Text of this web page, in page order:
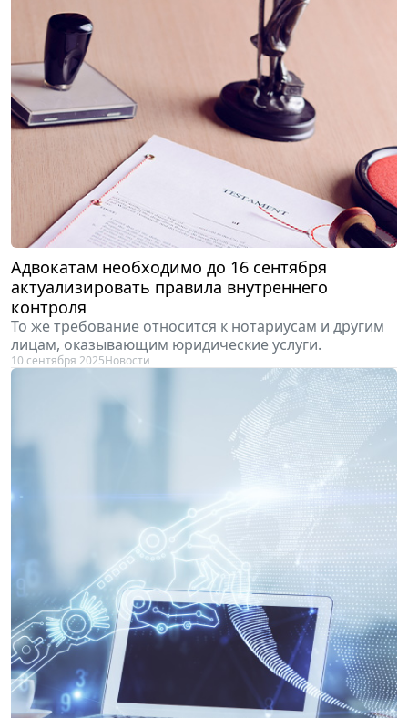
Адвокатам необходимо до 16 сентября
актуализировать правила внутреннего
контроля
То же требование относится к нотариусам и другим
лицам, оказывающим юридические услуги.
10 сентября 2025Новости